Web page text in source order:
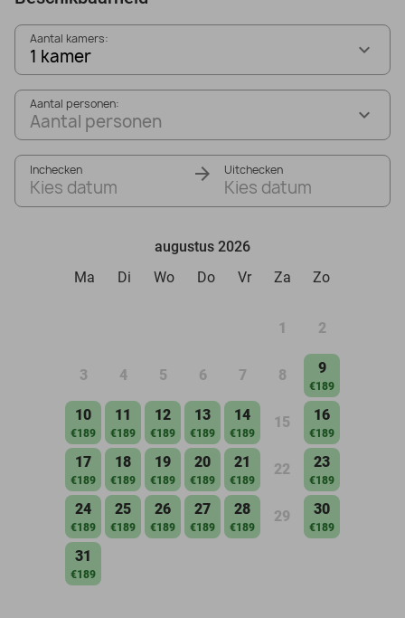
Aantal kamers:
1 kamer
Aantal personen:
Aantal personen
Inchecken
Kies datum
Uitchecken
Kies datum
augustus 2026
Ma
Di Wo Do Vr Za Zo
1 2
3 4 5 6 7 8 9
€189
10
€189
11
€189
12
€189
13
€189
14
€189
15 16
€189
17
€189
18
€189
19
€189
20
€189
21
€189
22 23
€189
24
€189
25
€189
26
€189
27
€189
28
€189
29 30
€189
31
€189